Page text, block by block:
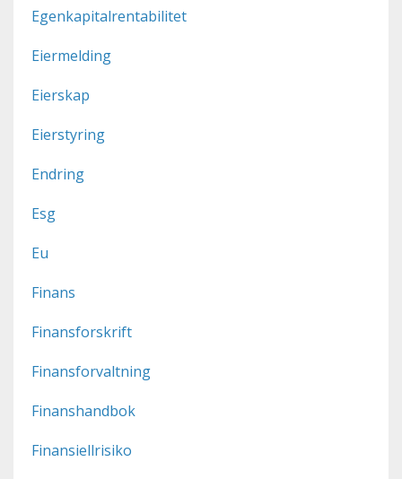
Egenkapitalrentabilitet
Eiermelding
Eierskap
Eierstyring
Endring
Esg
Eu
Finans
Finansforskrift
Finansforvaltning
Finanshandbok
Finansiellrisiko